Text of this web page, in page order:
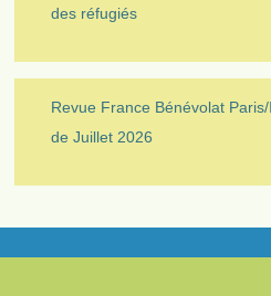
des réfugiés
Revue France Bénévolat
de Juillet 2026